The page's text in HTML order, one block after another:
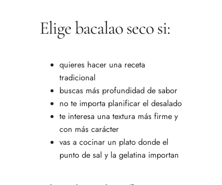
Elige bacalao seco si:
quieres hacer una receta
tradicional
buscas más profundidad de sabor
no te importa planificar el desalado
te interesa una textura más firme y
con más carácter
vas a cocinar un plato donde el
punto de sal y la gelatina importan